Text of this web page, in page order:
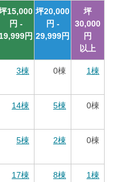
15,000
円 -
19,999円
坪20,000
円 -
29,999円
坪
30,000
円
以上
3棟 0棟 1棟
14棟 5棟 0棟
5棟 2棟 0棟
17棟 8棟 1棟